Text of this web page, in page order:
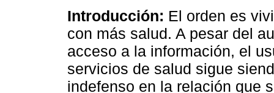
Introducción: El orden es
con más salud. A pesar del
acceso a la información, el
servicios de salud sigue
indefenso en la relación que